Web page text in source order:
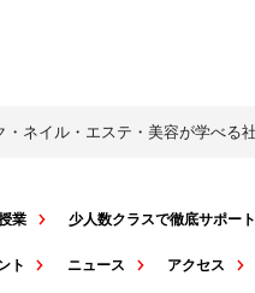
ネイル・エステ・美容が学べる
業 少人数クラスで徹底サポート
ト ニュース アクセス